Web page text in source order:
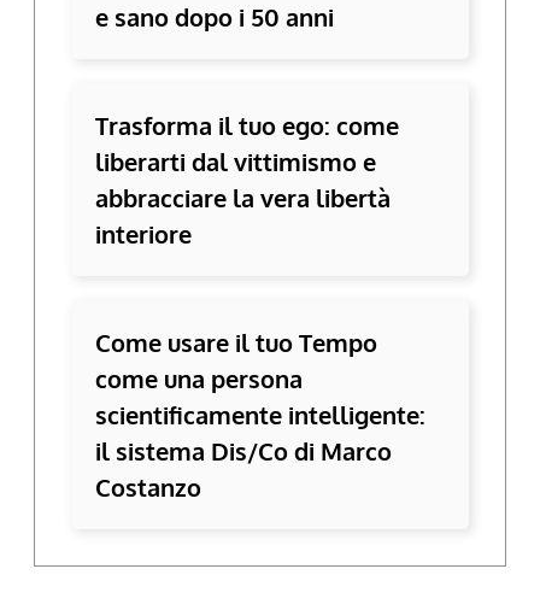
e sano dopo i 50 anni
Trasforma il tuo ego: come
liberarti dal vittimismo e
abbracciare la vera libertà
interiore
Come usare il tuo Tempo
come una persona
scientificamente intelligente:
il sistema Dis/Co di Marco
Costanzo